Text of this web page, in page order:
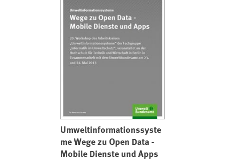
Umweltinformationssyste
me Wege zu Open Data -
Mobile Dienste und Apps